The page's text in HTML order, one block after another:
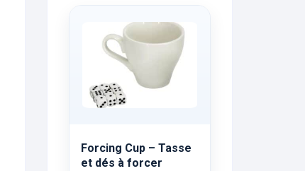
Forcing Cup – Tasse
et dés à forcer